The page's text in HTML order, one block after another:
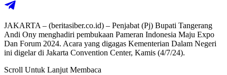
JAKARTA – (beritasiber.co.id) – Penjabat (Pj) Bupati Tangerang
Andi Ony menghadiri pembukaan Pameran Indonesia Maju Expo
Dan Forum 2024. Acara yang digagas Kementerian Dalam Negeri
ini digelar di Jakarta Convention Center, Kamis (4/7/24).
Scroll Untuk Lanjut Membaca